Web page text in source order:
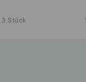
Stück 1